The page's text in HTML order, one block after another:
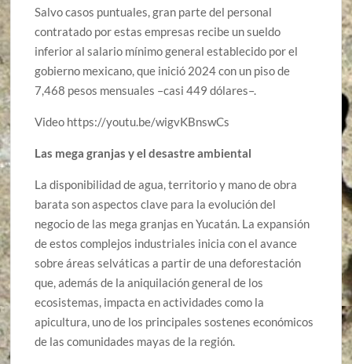
Salvo casos puntuales, gran parte del personal
contratado por estas empresas recibe un sueldo
inferior al salario mínimo general establecido por el
gobierno mexicano, que inició 2024 con un piso de
7,468 pesos mensuales –casi 449 dólares–.
Video https://youtu.be/wigvKBnswCs
Las mega granjas y el desastre ambiental
La disponibilidad de agua, territorio y mano de obra
barata son aspectos clave para la evolución del
negocio de las mega granjas en Yucatán. La expansión
de estos complejos industriales inicia con el avance
sobre áreas selváticas a partir de una deforestación
que, además de la aniquilación general de los
ecosistemas, impacta en actividades como la
apicultura, uno de los principales sostenes económicos
de las comunidades mayas de la región.